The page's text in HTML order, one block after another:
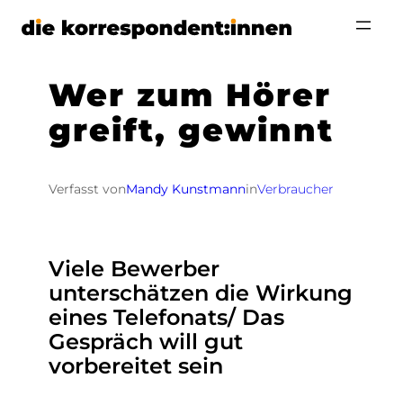
Zum
Wer zum Hörer
greift, gewinnt
Verfasst vonMandy KunstmanninVerbraucher
Viele Bewerber
unterschätzen die Wirkung
eines Telefonats/ Das
Gespräch will gut
vorbereitet sein